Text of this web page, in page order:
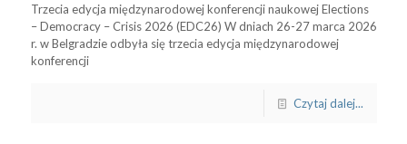
Trzecia edycja międzynarodowej konferencji naukowej Elections
– Democracy – Crisis 2026 (EDC26) W dniach 26-27 marca 2026
r. w Belgradzie odbyła się trzecia edycja międzynarodowej
konferencji
Czytaj dalej...